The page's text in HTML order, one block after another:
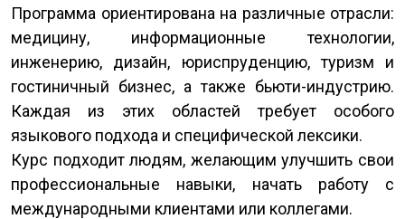
Программа ориентирована на различные отрасли:
медицину, информационные технологии,
инженерию, дизайн, юриспруденцию, туризм и
гостиничный бизнес, а также бьюти-индустрию.
Каждая из этих областей требует особого
языкового подхода и специфической лексики.
Курс подходит людям, желающим улучшить свои
профессиональные навыки, начать работу с
международными клиентами или коллегами.